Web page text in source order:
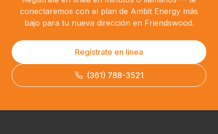
conectaremos con el plan de Ambit Energy más
bajo para tu nueva dirección en Friendswood.
Regístrate en línea
(361) 788-3521